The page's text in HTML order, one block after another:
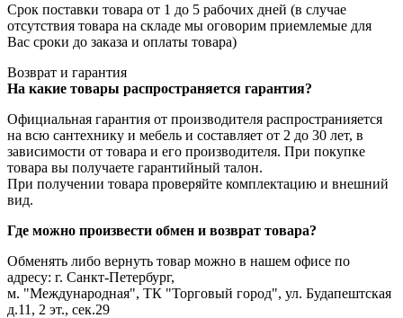
Срок поставки товара от 1 до 5 рабочих дней (в случае
отсутствия товара на складе мы оговорим приемлемые для
Вас сроки до заказа и оплаты товара)
Возврат и гарантия
На какие товары распространяется гарантия?
Официальная гарантия от производителя распространияется
на всю сантехнику и мебель и составляет от 2 до 30 лет, в
зависимости от товара и его производителя. При покупке
товара вы получаете гарантийный талон.
При получении товара проверяйте комплектацию и внешний
вид.
Где можно произвести обмен и возврат товара?
Обменять либо вернуть товар можно в нашем офисе по
адресу: г. Санкт-Петербург,
м. "Международная", ТК "Торговый город", ул. Будапештская
д.11, 2 эт., сек.29